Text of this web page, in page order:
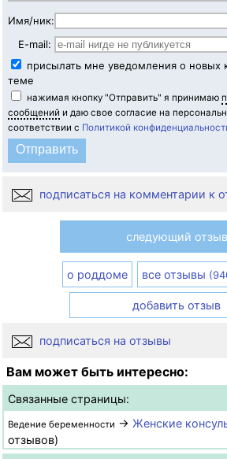
Имя/ник:
E-mail:
присылать мне уведомления о новых
теме
нажимая кнопку "Отправить" я принимаю
сообщений и даю свое согласие на
соответствии с Политикой
подписаться на комментарии к
следующий отзыв
о роддоме все отзывы
добавить отзыв
подписаться на отзывы
Вам может быть интересно:
Связанные страницы:
Ведение беременности → Женские
отзывов)